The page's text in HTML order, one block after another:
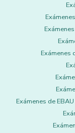
Exámenes
Exámenes de